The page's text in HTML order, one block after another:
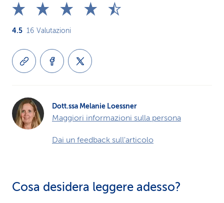
4.5 16 Valutazioni
Dott.ssa Melanie Loessner
Maggiori informazioni sulla persona
Dai un feedback sull'articolo
Cosa desidera leggere adesso?